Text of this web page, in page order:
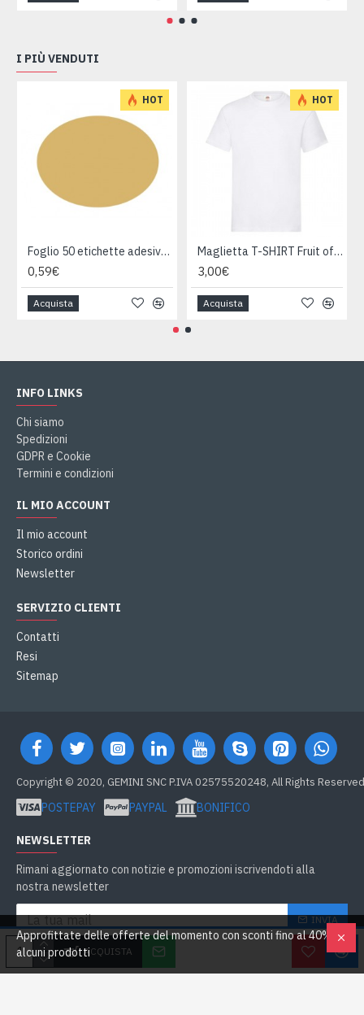
ACQUISTA
I PIÙ VENDUTI
HOT
Foglio 50 etichette adesive ovali ORO mm 36x27
0,59€
Acquista
HOT
Maglietta T-SHIRT Fruit of The Loom HEAVY varie taglie
3,00€
Acquista
INFO LINKS
Chi siamo
Spedizioni
GDPR e Cookie
Termini e condizioni
IL MIO ACCOUNT
Il mio account
Storico ordini
Newsletter
SERVIZIO CLIENTI
Contatti
Resi
Sitemap
Copyright © 2020, GEMINI SNC P.IVA 02575520248, All Rights Reserved
POSTEPAY PAYPAL BONIFICO
NEWSLETTER
Rimani aggiornato con notizie e promozioni iscrivendoti alla
nostra newsletter
INVIA
Ho letto e accetto GDPR e Cookie
Approfittate delle offerte del momento con sconti fino al 40% su
alcuni prodotti